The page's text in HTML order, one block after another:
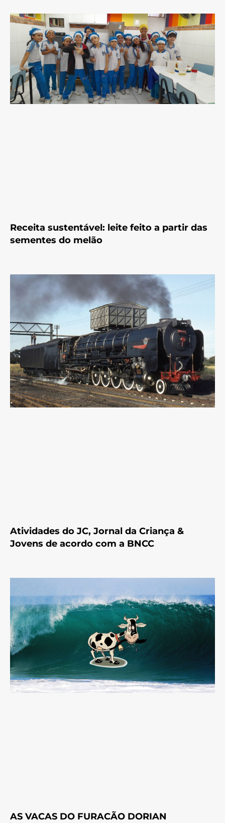
Receita sustentável: leite feito a partir das
sementes do melão
Atividades do JC, Jornal da Criança &
Jovens de acordo com a BNCC
AS VACAS DO FURACÃO DORIAN